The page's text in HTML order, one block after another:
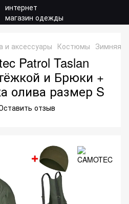
и аксессуары Костюмы Зимняя
Patrol Taslan
и Брюки +
олива размер S
отзыв